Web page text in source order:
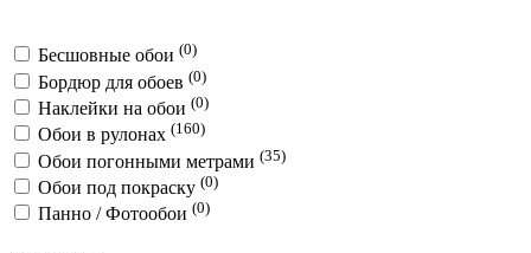
Бесшовные обои (0)
Бордюр для обоев (0)
Наклейки на обои (0)
Обои в рулонах (160)
Обои погонными метрами (35)
Обои под покраску (0)
Панно / Фотообои (0)